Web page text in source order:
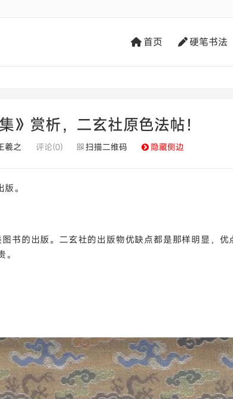
首页 硬笔书法
》赏析，二玄社原色法帖！
羲之 评论(0) 扫描二维码 隐藏侧边
。
图书的出版。二玄社的出版物优缺点都是那样明显，优